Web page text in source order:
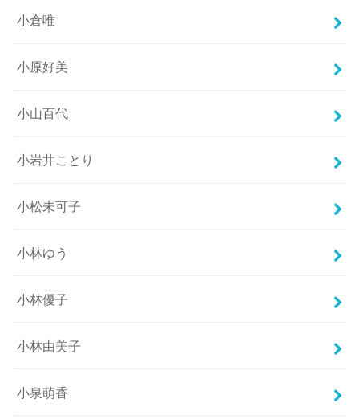
小倉唯
小原好美
小山百代
小岩井ことり
小松未可子
小林ゆう
小林優子
小林由美子
小泉萌香